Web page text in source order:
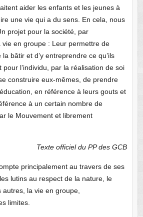
aider les enfants et les jeunes à
une vie qui a du sens. En cela, nous
projet pour la société, par
vie en groupe : Leur permettre de
bâtir et d’y entreprendre ce qu’ils
l’individu, par la réalisation de soi
construire eux-mêmes, de prendre
en référence à leurs gouts et
à un certain nombre de
le Mouvement et librement
Texte officiel du PP des GCB
principalement au travers de ses
lutins au respect de la nature, le
la vie en groupe,
limites.